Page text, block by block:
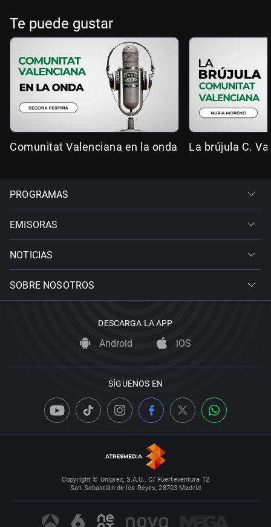
Te puede gustar
Comunitat Valenciana en la onda La brújula C.
PROGRAMAS
EMISORAS
NOTICIAS
SOBRE NOSOTROS
DESCARGA LA APP
Android iOS
SÍGUENOS EN
Copyright © Uniprex, S.A.U., C/ Fuerteventura 12
San Sebastián de los Reyes, 28703 Madrid